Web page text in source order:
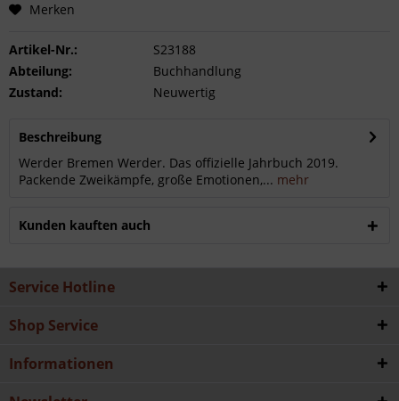
Merken
Artikel-Nr.:
S23188
Abteilung:
Buchhandlung
Zustand:
Neuwertig
Beschreibung
Werder Bremen Werder. Das offizielle Jahrbuch 2019.
Packende Zweikämpfe, große Emotionen,... mehr
Kunden kauften auch
Service Hotline
Shop Service
Informationen